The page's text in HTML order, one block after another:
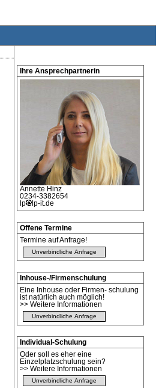
Ihre Ansprechpartnerin
Annette Hinz
0234-3382654
lp
lp-it.de
Offene Termine
Termine auf Anfrage!
Unverbindliche Anfrage
Inhouse-/Firmenschulung
Eine Inhouse oder Firmen- schulung
ist natürlich auch möglich!
>> Weitere Informationen
Unverbindliche Anfrage
Individual-Schulung
Oder soll es eher eine
Einzelplatzschulung sein?
>> Weitere Informationen
Unverbindliche Anfrage